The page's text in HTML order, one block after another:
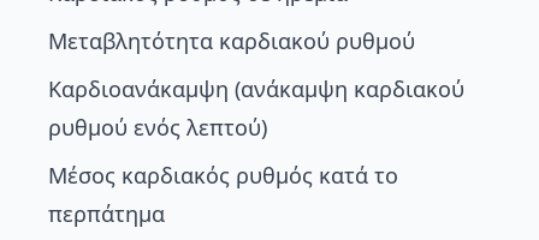
Μεταβλητότητα καρδιακού ρυθμού
Καρδιοανάκαμψη (ανάκαμψη καρδιακού
ρυθμού ενός λεπτού)
Μέσος καρδιακός ρυθμός κατά το
περπάτημα